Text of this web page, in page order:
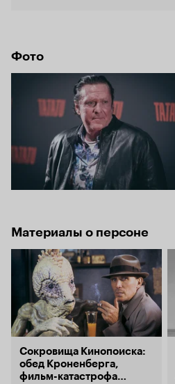
Фото
Материалы о персоне
Сокровища Кинопоиска:
обед Кроненберга,
фильм-катастрофа